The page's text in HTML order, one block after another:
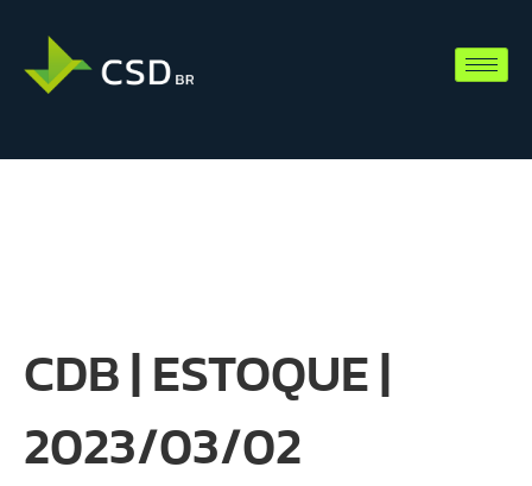
CDB | ESTOQUE |
2023/03/02